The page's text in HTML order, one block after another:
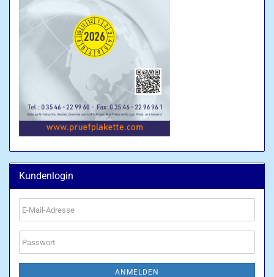
Kundenlogin
E-
Mail-
Adresse
Passwort
ANMELDEN